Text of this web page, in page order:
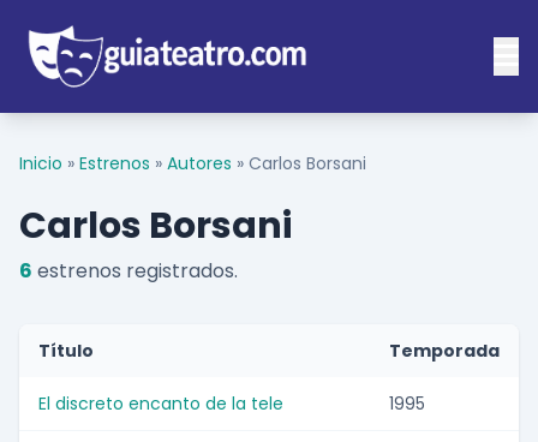
Inicio » Estrenos » Autores » Carlos Borsani
Carlos Borsani
6 estrenos registrados.
Título Temporada
El discreto encanto de la tele 1995